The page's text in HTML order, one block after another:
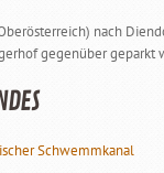
nach
gegenüber geparkt
Schwemmkanal